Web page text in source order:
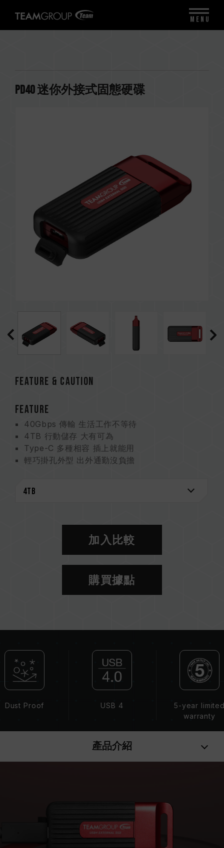
PD40 迷你外接式固態硬碟
FEATURE & CAUTION
FEATURE
40Gbps 傳輸 生活工作不等待
4TB 行動儲存 大有可為
Type-C 多種相容 插上就能用
輕巧掛孔外型 出外通勤沒負擔
加入比較
購買據點
Dust Proof USB 4
5-year
warranty
產品介紹
MENU